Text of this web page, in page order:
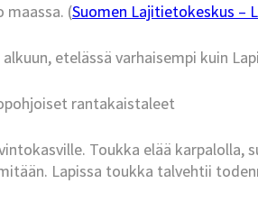
maassa. (Suomen Lajitietokeskus –
etelässä varhaisempi kuin
rantakaistaleet
Toukka elää karpalolla,
Lapissa toukka talvehtii